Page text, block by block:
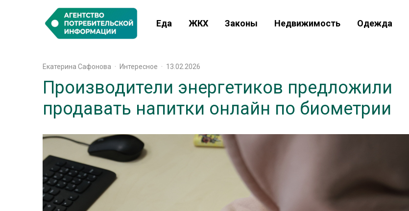
Еда ЖКХ Законы Недвижимость Одежда
Екатерина Сафонова · Интересное · 13.02.2026
Производители энергетиков предложили
продавать напитки онлайн по биометрии